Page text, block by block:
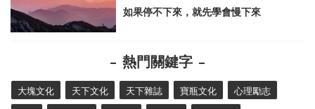
如果停不下來，就先學會慢下來
熱門關鍵字
大塊文化 天下文化 天下雜誌 寶瓶文化 心理勵志